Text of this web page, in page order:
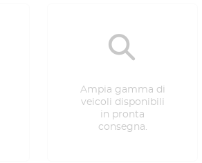
Ampia gamma di
veicoli disponibili
in pronta
consegna.